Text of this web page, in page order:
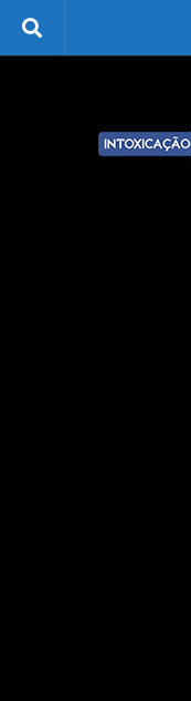
Skip to content